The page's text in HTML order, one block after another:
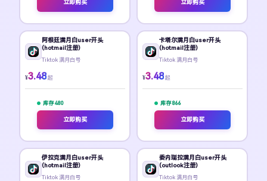
立即购买 立即购买
阿根廷满月白user开头
(hotmail注册)
Tiktok 满月白号
¥3.48 起
库存 480
立即购买
卡塔尔满月白user开头
(hotmail注册)
Tiktok 满月白号
¥3.48 起
库存 866
立即购买
伊拉克满月白user开头
(hotmail注册)
Tiktok 满月白号
委内瑞拉满月白user开头
(outlook注册)
Tiktok 满月白号